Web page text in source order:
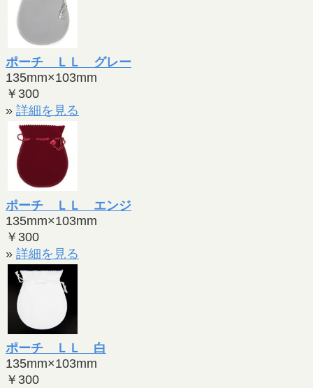
ポーチ ＬＬ グレー
135mm×103mm
￥300
» 詳細を見る
ポーチ ＬＬ エンジ
135mm×103mm
￥300
» 詳細を見る
ポーチ ＬＬ 白
135mm×103mm
￥300